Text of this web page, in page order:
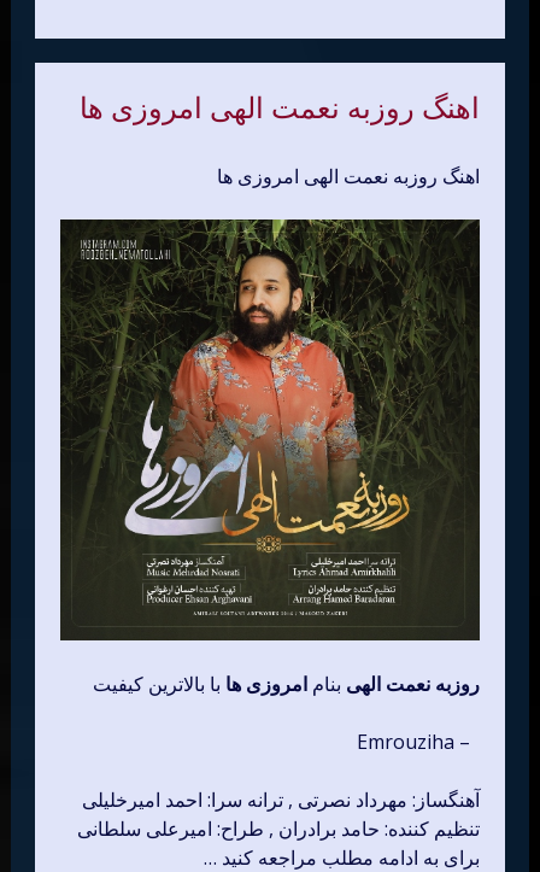
اهنگ روزبه نعمت الهی امروزی ها
اهنگ روزبه نعمت الهی امروزی ها
روزبه نعمت الهی بنام امروزی ها با بالاترین کیفیت
– Emrouziha
آهنگساز: مهرداد نصرتی , ترانه سرا: احمد امیرخلیلی
تنظیم کننده: حامد برادران , طراح: امیرعلی سلطانی
برای به ادامه مطلب مراجعه کنید …